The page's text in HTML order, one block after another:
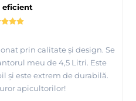
eficient
prin calitate și design. Se
meu de 4,5 Litri. Este
și este extrem de durabilă.
apicultorilor!